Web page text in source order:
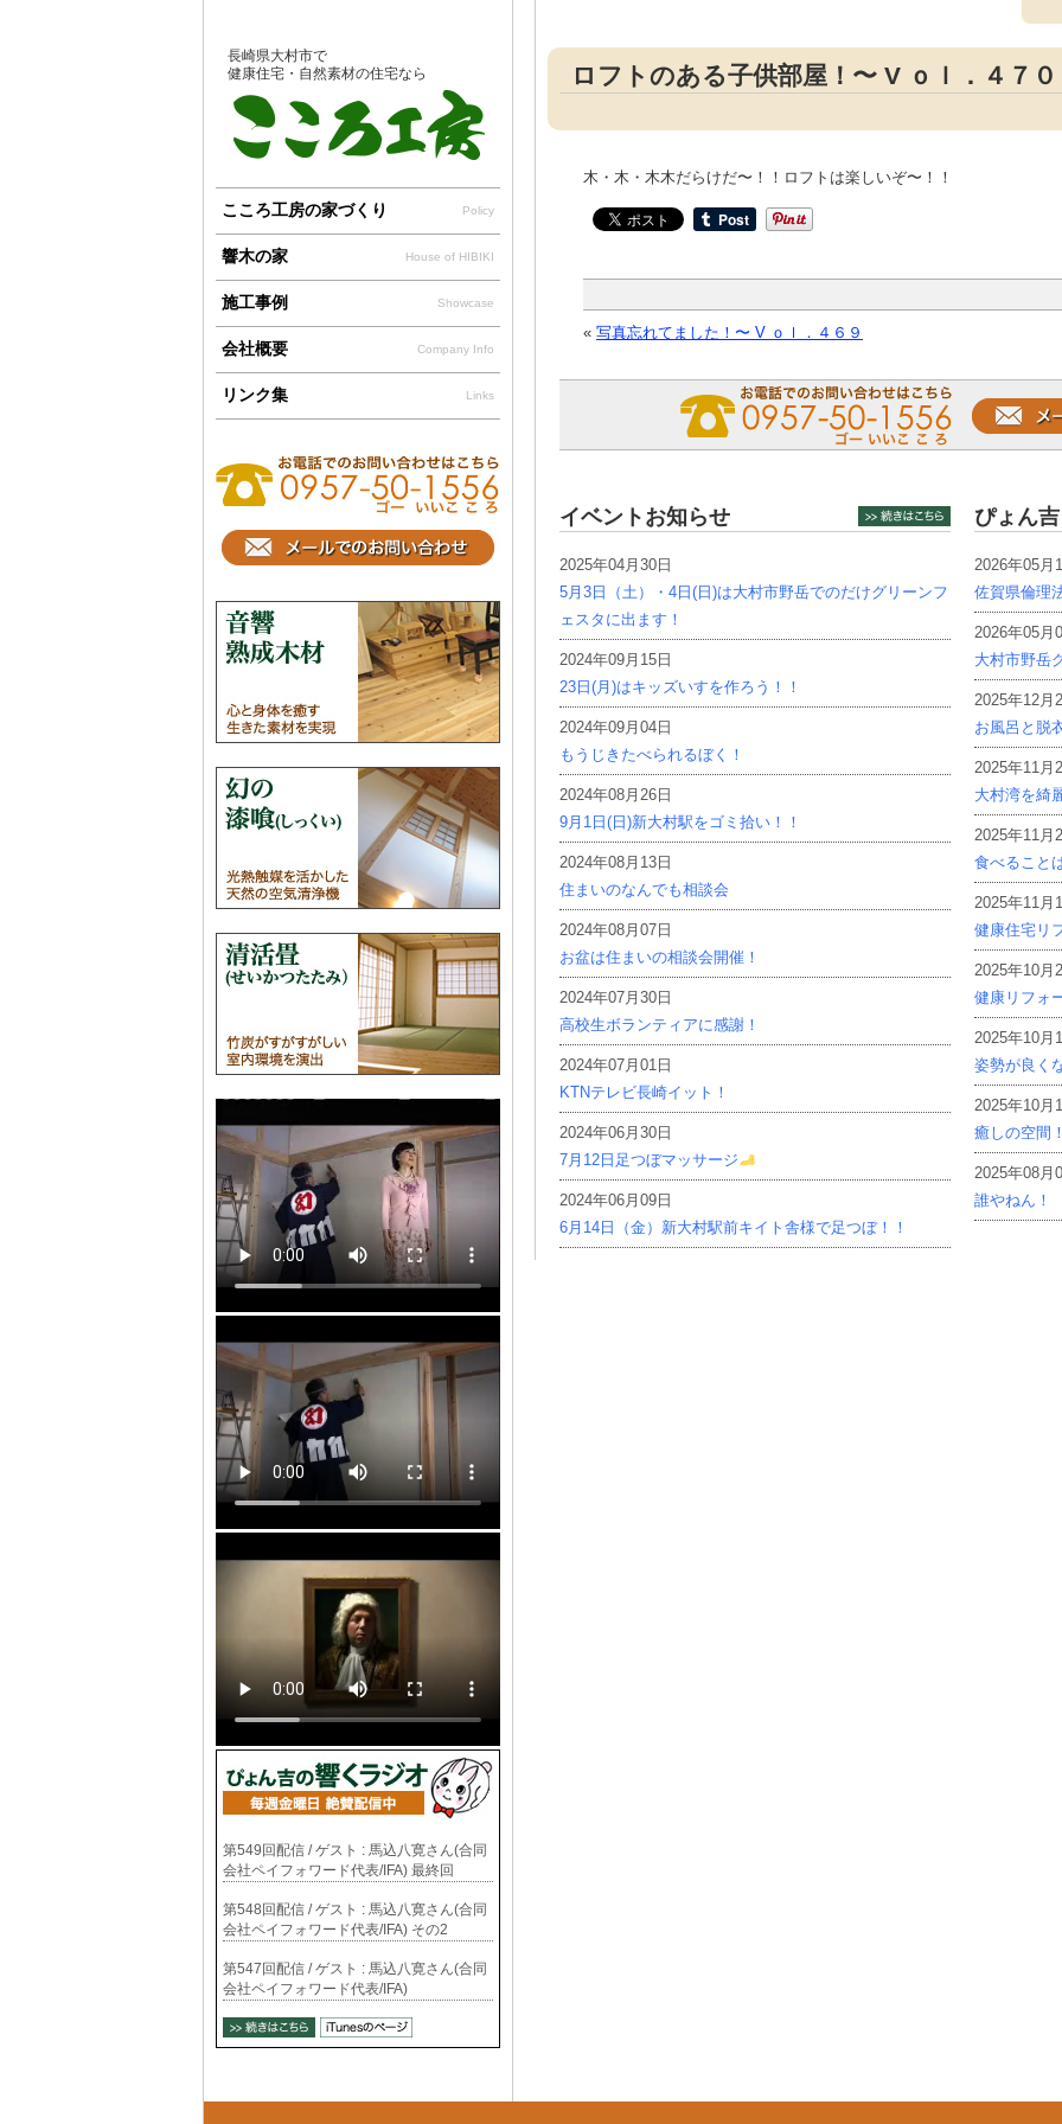
ロフトのある子供部屋！〜 V ｏｌ．４７０
木・木・木木だらけだ〜！！ロフトは楽しいぞ〜！！
« 写真忘れてました！〜 V ｏｌ．４６９
イベントお知らせ
2025年04月30日
5月3日（土）・4日(日)は大村市野岳でのだけグリーンフ
ェスタに出ます！
2024年09月15日
23日(月)はキッズいすを作ろう！！
2024年09月04日
もうじきたべられるぼく！
2024年08月26日
9月1日(日)新大村駅をゴミ拾い！！
2024年08月13日
住まいのなんでも相談会
2024年08月07日
お盆は住まいの相談会開催！
2024年07月30日
高校生ボランティアに感謝！
2024年07月01日
KTNテレビ長崎イット！
2024年06月30日
7月12日足つぼマッサージ
2024年06月09日
6月14日（金）新大村駅前キイト舎様で足つぼ！！
ぴょん
2026年05月
佐賀県倫理
2026年05月
大村市野岳
2025年12月
お風呂と脱
2025年11月
大村湾を綺
2025年11月
食べること
2025年11月
健康住宅リ
2025年10月
健康リフォ
2025年10月
姿勢が良く
2025年10月
癒しの空間
2025年08月
誰やねん！
長崎県大村市で
健康住宅・自然素材の住宅なら
こころ工房の家づくり Policy
響木の家 House of HIBIKI
施工事例 Showcase
会社概要 Company Info
リンク集 Links
第549回配信 / ゲスト : 馬込八寛さん(合同
会社ペイフォワード代表/IFA) 最終回
第548回配信 / ゲスト : 馬込八寛さん(合同
会社ペイフォワード代表/IFA) その2
第547回配信 / ゲスト : 馬込八寛さん(合同
会社ペイフォワード代表/IFA)